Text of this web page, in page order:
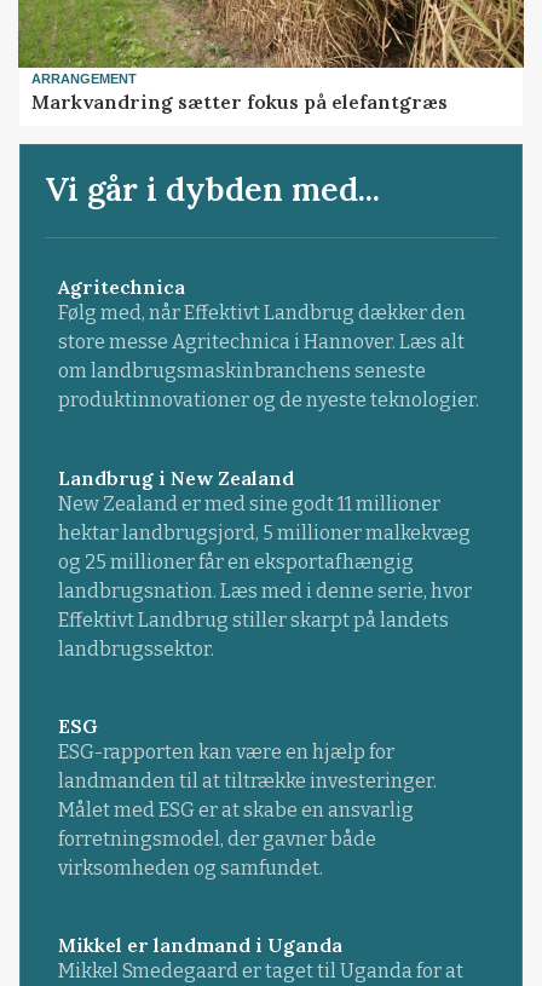
ARRANGEMENT
Markvandring sætter fokus på elefantgræs
Vi går i dybden med...
Agritechnica
Følg med, når Effektivt Landbrug dækker den
store messe Agritechnica i Hannover. Læs alt
om landbrugsmaskinbranchens seneste
produktinnovationer og de nyeste teknologier.
Landbrug i New Zealand
New Zealand er med sine godt 11 millioner
hektar landbrugsjord, 5 millioner malkekvæg
og 25 millioner får en eksportafhængig
landbrugsnation. Læs med i denne serie, hvor
Effektivt Landbrug stiller skarpt på landets
landbrugssektor.
ESG
ESG-rapporten kan være en hjælp for
landmanden til at tiltrække investeringer.
Målet med ESG er at skabe en ansvarlig
forretningsmodel, der gavner både
virksomheden og samfundet.
Mikkel er landmand i Uganda
Mikkel Smedegaard er taget til Uganda for at